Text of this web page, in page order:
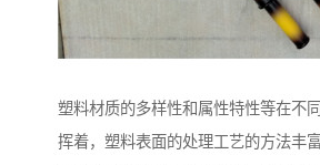
塑料材质的多样性和属性特性等在不
挥着，塑料表面的处理工艺的方法丰